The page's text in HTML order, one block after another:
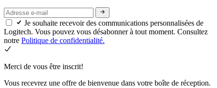
Je souhaite recevoir des communications personnalisées de
Logitech. Vous pouvez vous désabonner à tout moment. Consultez
notre Politique de confidentialité.
Merci de vous être inscrit!
Vous recevrez une offre de bienvenue dans votre boîte de réception.